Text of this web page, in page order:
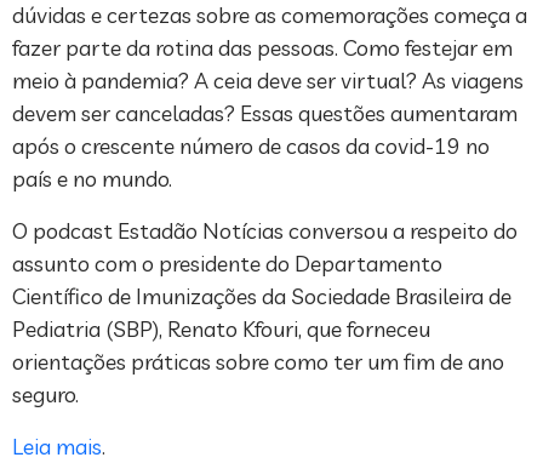
dúvidas e certezas sobre as comemorações começa a
fazer parte da rotina das pessoas. Como festejar em
meio à pandemia? A ceia deve ser virtual? As viagens
devem ser canceladas? Essas questões aumentaram
após o crescente número de casos da covid-19 no
país e no mundo.
O podcast Estadão Notícias conversou a respeito do
assunto com o presidente do Departamento
Científico de Imunizações da Sociedade Brasileira de
Pediatria (SBP), Renato Kfouri, que forneceu
orientações práticas sobre como ter um fim de ano
seguro.
Leia mais.